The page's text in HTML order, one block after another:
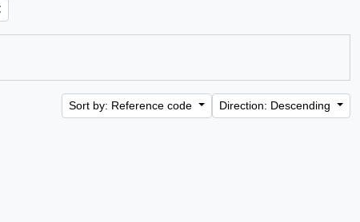
Sort by: Reference code Direction: Descending